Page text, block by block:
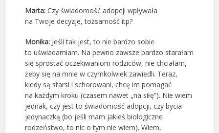
Marta:Czy świadomość adopcji wpływała
na Twoje decyzje, tożsamość itp?
Monika: Jeśli tak jest, to nie bardzo sobie
to uświadamiam. Na pewno zawsze bardzo starałam
się sprostać oczekiwaniom rodziców, nie chciałam,
żeby się na mnie w czymkolwiek zawiedli. Teraz,
kiedy są starsi i schorowani, chcę im pomagać
na każdym kroku (czasem nawet „na siłę”). Nie wiem
jednak, czy jest to świadomość adopcji, czy bycia
jedynaczką (bo jeśli mam jakieś biologiczne
rodzeństwo, to nic o tym nie wiem). Wiem,